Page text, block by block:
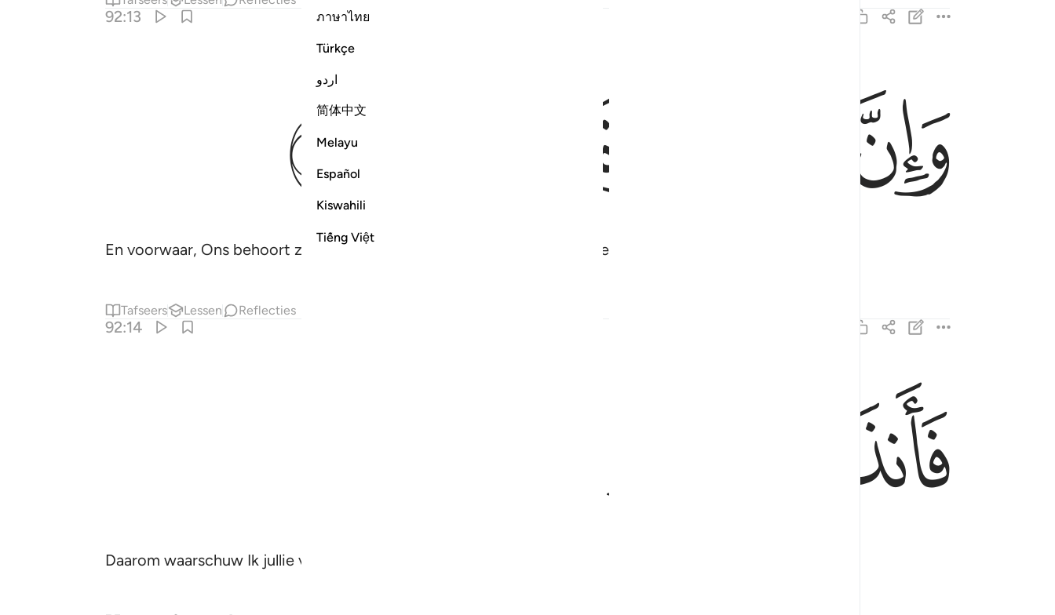
ภาษาไทย
Türkçe
اردو
简体中文
Melayu
Español
Kiswahili
Tiếng Việt
92:13
وَإِنَّ لَنَا لَلْـَٔاخِرَةَ وَٱلْأُولَىٰ ١٣
ﱏ ﱑ ﱓ
En voorwaar, Ons behoort zeker het laatste (het Hiernamaals) en het eerste (het wereldse leven).
Tafseers Lessen Reflecties
92:14
فانذرتكم نارا تلظى ١٤
فَأَنذَرْتُكُمْ نَارًۭا تَلَظَّىٰ ١٤
ﱔ ﱕ
Daarom waarschuw Ik jullie voor een laaiend vuur (de Hel).